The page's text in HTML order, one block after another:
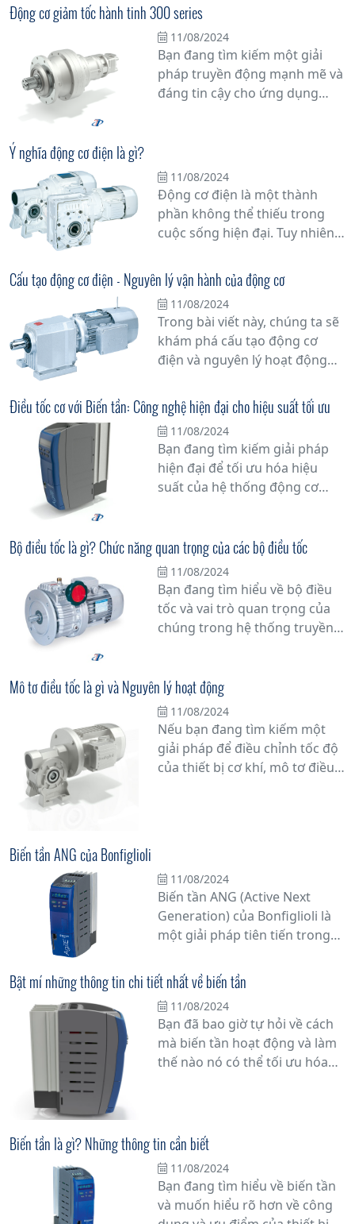
hiệu suất cao. Với thiết kế chắc
chắn và đa dạng các tính năng,
động cơ này đem lại nhiều ưu
điểm vượt trội, từ khả năng
chịu tải nặng đến tuổi thọ cao
và linh hoạt về tốc độ.
Động cơ giảm tốc hành tinh 300 series
11/08/2024
Bạn đang tìm kiếm một giải
pháp truyền động mạnh mẽ và
đáng tin cậy cho ứng dụng
là lựa chọn hàng đầu mà bạn
không thể bỏ qua.
Ý nghĩa động cơ điện là gì?
11/08/2024
Động cơ điện là một thành
phần không thể thiếu trong
cuộc sống hiện đại. Tuy nhiên,
trọng đến vậy không? Bài viết
này sẽ đi sâu vào ý nghĩa động
cơ điện và vai trò của nó trong
cuộc sống hàng ngày của
chúng ta.
Cấu tạo động cơ điện - Nguyên lý vận hành của động cơ
11/08/2024
Trong bài viết này, chúng ta sẽ
khám phá cấu tạo động cơ
điện và nguyên lý hoạt động
không thể thiếu trong nhiều
thiết bị điện tử và ứng dụng
công nghiệp. Tìm hiểu sâu hơn
về cách mà động cơ điện hoạt
động và tại sao chúng lại là trái
tim của hệ thống máy móc và
Điều tốc cơ với Biến tần: Công nghệ hiện đại cho hiệu suất tối ưu
11/08/2024
Bạn đang tìm kiếm giải pháp
hiện đại để tối ưu hóa hiệu
suất của hệ thống động cơ
Biến tần - một giải pháp tiên
tiến giúp tăng cường hiệu quả
vận hành và tiết kiệm năng
lượng.
Bộ điều tốc là gì? Chức năng quan trọng của các bộ điều tốc
11/08/2024
Bạn đang tìm hiểu về bộ điều
tốc và vai trò quan trọng của
chúng trong hệ thống truyền
về bộ điều tốc là gì và tại sao
chúng đóng vai trò không thể
phủ nhận trong việc duy trì
hiệu suất hoạt động của động
cơ.
Mô tơ điều tốc là gì và Nguyên lý hoạt động
11/08/2024
Nếu bạn đang tìm kiếm một
giải pháp để điều chỉnh tốc độ
của thiết bị cơ khí, mô tơ điều
không? Hãy cùng chúng tôi
khám phá chi tiết hơn về vấn
đề này.
Biến tần ANG của Bonfiglioli
11/08/2024
Biến tần ANG (Active Next
Generation) của Bonfiglioli là
một giải pháp tiên tiến trong
servo, được thiết kế để cung
cấp hiệu suất cao và linh hoạt
trong các ứng dụng công
nghiệp đa dạng. Với nhiều tính
năng tiên tiến và khả năng tùy
chỉnh linh hoạt, biến tần ANG
Bật mí những thông tin chi tiết nhất về biến tần
11/08/2024
Bạn đã bao giờ tự hỏi về cách
mà biến tần hoạt động và làm
thế nào nó có thể tối ưu hóa
cho bạn những thông tin chi
tiết nhất về biến tần, thiết bị
quan trọng giúp tăng cường
năng suất sản xuất và tiết kiệm
năng lượng.
Biến tần là gì? Những thông tin cần biết
11/08/2024
Bạn đang tìm hiểu về biến tần
và muốn hiểu rõ hơn về công